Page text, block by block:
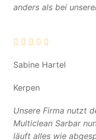
anders als bei
Sabine Hartel
Kerpen
Unsere Firma nutzt
Multiclean Sarbar
läuft alles wie